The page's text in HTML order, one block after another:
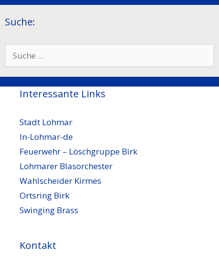
Suche:
nach:
Interessante Links
Stadt Lohmar
In-Lohmar-de
Feuerwehr – Löschgruppe Birk
Lohmarer Blasorchester
Wahlscheider Kirmes
Ortsring Birk
Swinging Brass
Kontakt